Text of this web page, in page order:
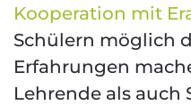
Kooperation mit
Schülern möglich
Erfahrungen
Lehrende als